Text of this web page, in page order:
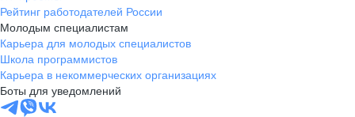
Рейтинг работодателей России
Молодым специалистам
Карьера для молодых специалистов
Школа программистов
Карьера в некоммерческих организациях
Боты для уведомлений